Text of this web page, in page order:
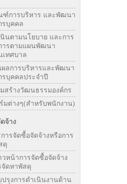
ฑ์การบริหาร และพัฒนา
รบุคคล
นินตามนโยบาย และการ
ารตามแผนพัฒนา
เทศบาล
ผลการบริหารและพัฒนา
รบุคคลประจำปี
มสร้างวัฒนธรรมองค์กร
มต่างๆ(สำหรับพนักงาน)
จ้าง
การจัดซื้อจัดจ้างหรือการ
ดุ
วหน้าการจัดซื้อจัดจ้าง
จัดหาพัสดุ
ปรุงการดำเนินงานด้าน